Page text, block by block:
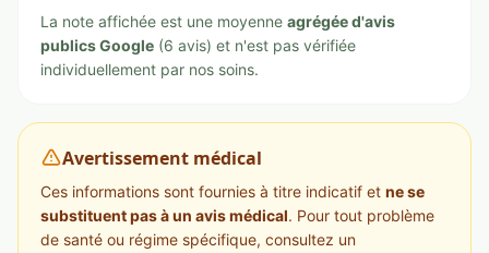
La note affichée est une moyenne agrégée d'avis
publics Google (6 avis) et n'est pas vérifiée
individuellement par nos soins.
Avertissement médical
Ces informations sont fournies à titre indicatif et ne se
substituent pas à un avis médical. Pour tout problème
de santé ou régime spécifique, consultez un